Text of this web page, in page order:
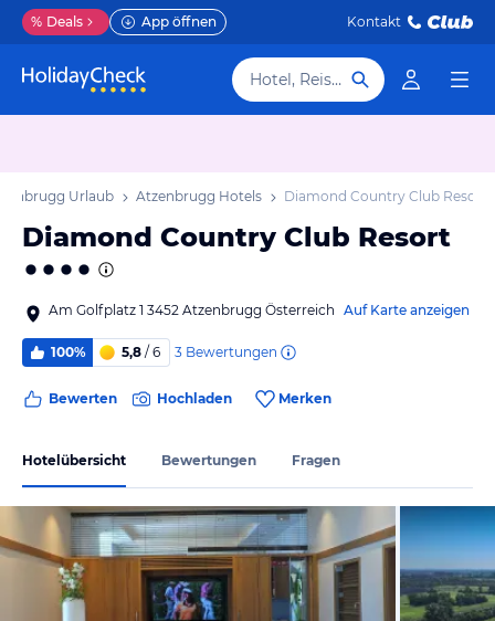
% Deals App öffnen Kontakt
Hotel, Reiseziel
Urlaub Atzenbrugg Hotels Diamond Country Club Resort
Diamond Country Club Resort
Am Golfplatz 1 3452 Atzenbrugg Österreich Auf Karte anzeigen
100% 5,8 / 6 3 Bewertungen
Bewerten Hochladen Merken
Hotelübersicht Bewertungen Fragen